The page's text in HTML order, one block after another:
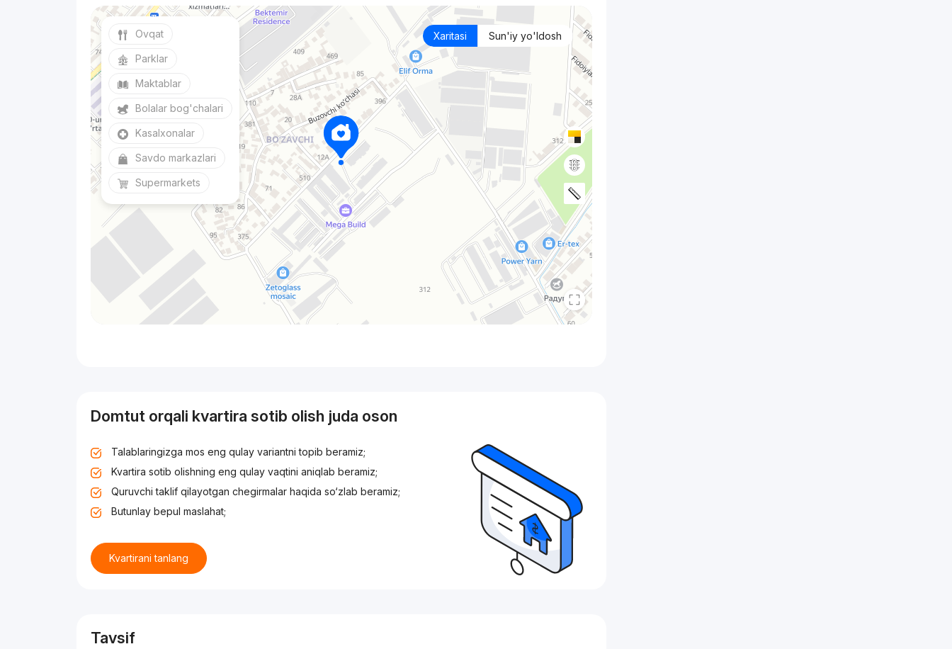
Xaritasi Sun'iy yo'ldosh
Ovqat
Parklar
Maktablar
Bolalar bog'chalari
Kasalxonalar
Savdo markazlari
Supermarkets
Domtut orqali kvartira sotib olish juda oson
Talablaringizga mos eng qulay variantni topib beramiz;
Kvartira sotib olishning eng qulay vaqtini aniqlab beramiz;
Quruvchi taklif qilayotgan chegirmalar haqida so‘zlab beramiz;
Butunlay bepul maslahat;
Kvartirani tanlang
Tavsif